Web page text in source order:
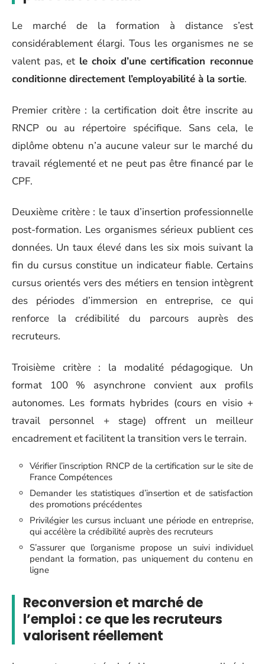
Le marché de la formation à distance s’est
considérablement élargi. Tous les organismes ne se
valent pas, et le choix d’une certification reconnue
conditionne directement l’employabilité à la sortie.
Premier critère : la certification doit être inscrite au
RNCP ou au répertoire spécifique. Sans cela, le
diplôme obtenu n’a aucune valeur sur le marché du
travail réglementé et ne peut pas être financé par le
CPF.
Deuxième critère : le taux d’insertion professionnelle
post-formation. Les organismes sérieux publient ces
données. Un taux élevé dans les six mois suivant la
fin du cursus constitue un indicateur fiable. Certains
cursus orientés vers des métiers en tension intègrent
des périodes d’immersion en entreprise, ce qui
renforce la crédibilité du parcours auprès des
recruteurs.
Troisième critère : la modalité pédagogique. Un
format 100 % asynchrone convient aux profils
autonomes. Les formats hybrides (cours en visio +
travail personnel + stage) offrent un meilleur
encadrement et facilitent la transition vers le terrain.
Vérifier l’inscription RNCP de la certification sur le site de
France Compétences
Demander les statistiques d’insertion et de satisfaction
des promotions précédentes
Privilégier les cursus incluant une période en entreprise,
qui accélère la crédibilité auprès des recruteurs
S’assurer que l’organisme propose un suivi individuel
pendant la formation, pas uniquement du contenu en
ligne
Reconversion et marché de
l’emploi : ce que les recruteurs
valorisent réellement